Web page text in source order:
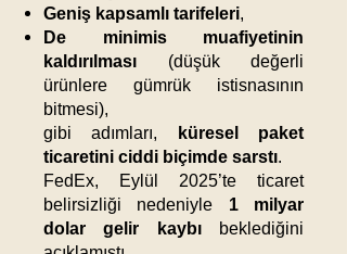
Geniş kapsamlı tarifeleri,
De minimis muafiyetinin
kaldırılması (düşük değerli
ürünlere gümrük istisnasının
bitmesi),
gibi adımları, küresel paket
ticaretini ciddi biçimde sarstı.
FedEx, Eylül 2025’te ticaret
belirsizliği nedeniyle 1 milyar
dolar gelir kaybıbeklediğini